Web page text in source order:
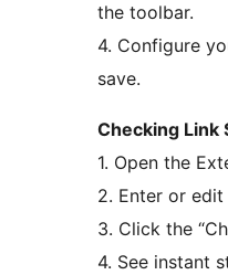
the toolbar.
4. Configure
save.
Checking Link
1. Open the
2. Enter or edit
3. Click the
4. See instant